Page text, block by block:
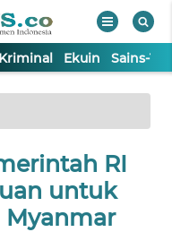
Kriminal Ekuin Sains-
RI
untuk
Myanmar